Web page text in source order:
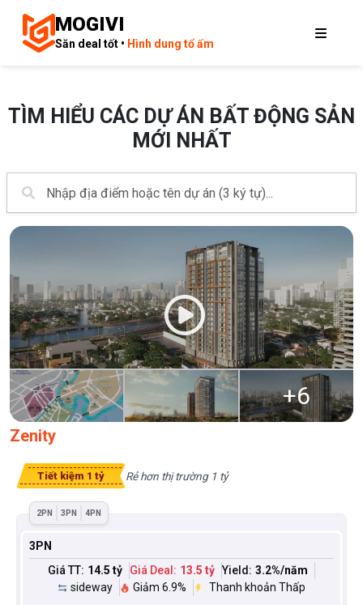
MOGIVI
Săn deal tốt • Hình dung tổ ấm
TÌM HIỂU CÁC DỰ ÁN BẤT ĐỘNG SẢN
MỚI NHẤT
+6
Zenity
Tiết kiệm 1 tỷ Rẻ hơn thị trường 1 tỷ
2PN 3PN 4PN
3PN
Giá TT: 14.5 tỷ Giá Deal: 13.5 tỷ Yield: 3.2%/năm
sideway
Giảm 6.9% Thanh khoản Thấp